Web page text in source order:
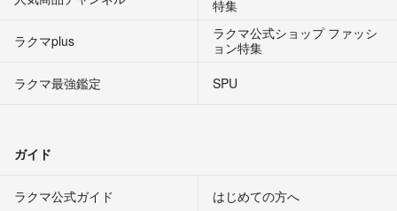
特集
ラクマplus
ラクマ公式ショップ ファッシ
ョン特集
ラクマ最強鑑定
SPU
ガイド
ラクマ公式ガイド はじめての方へ